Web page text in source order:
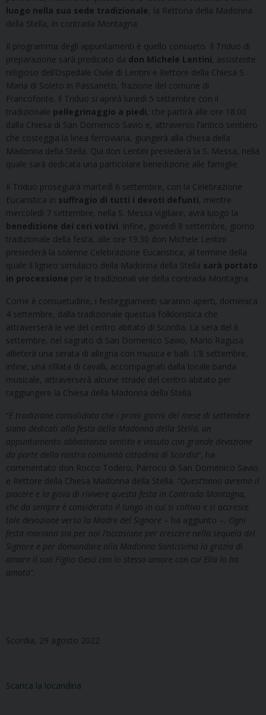
luogo nella sua sede tradizionale, la Rettoria della Madonna
della Stella, in contrada Montagna.
Il programma degli appuntamenti è quello consueto. Il Triduo di
preparazione sarà predicato da don Michele Lentini, assistente
religioso dell’Ospedale Civile di Lentini e Rettore della Chiesa S.
Maria di Soleto in Passaneto, frazione del comune di
Francofonte. Il Triduo si aprirà lunedì 5 settembre con il
tradizionale pellegrinaggio a piedi, che partirà alle ore 18.00
dalla Chiesa di San Domenico Savio e, attraverso l’antico sentiero
che costeggia la linea ferroviaria, giungerà alla chiesa della
Madonna della Stella. Qui don Lentini presiederà la S. Messa, nella
quale sarà dedicata una particolare benedizione alle famiglie.
Il Triduo proseguirà martedì 6 settembre, con la Celebrazione
Eucaristica in suffragio di tutti i devoti defunti, mentre
mercoledì 7 settembre, nella S. Messa vigiliare, avrà luogo la
benedizione dei ceri votivi . Infine, giovedì 8 settembre, giorno
tradizionale della festa, alle ore 19.30 don Michele Lentini
presiederà la solenne Celebrazione Eucaristica, al termine della
quale il ligneo simulacro della Madonna della Stella sarà portato
in processione per le tradizionali vie della contrada Montagna.
Come è consuetudine, i festeggiamenti saranno aperti, domenica
4 settembre, dalla tradizionale questua folkloristica che
attraverserà le vie del centro abitato di Scordia. La sera del 6
settembre, nel sagrato di San Domenico Savio, Mario Ragusa
allieterà una serata di allegria con musica e balli. L’8 settembre,
infine, una sfilata di cavalli, accompagnati dalla locale banda
musicale, attraverserà alcune strade del centro abitato per
raggiungere la Chiesa della Madonna della Stella.
“È tradizione consolidata che i primi giorni del mese di settembre
siano dedicati alla festa della Madonna della Stella, un
appuntamento abbastanza sentito e vissuto con grande devozione
da parte della nostra comunità cittadina di Scordia” ha
commentato don Rocco Todero, Parroco di San Domenico Savio
e Rettore della Chiesa Madonna della Stella “Quest’anno avremo il
piacere e la gioia di rivivere questa festa in Contrada Montagna,
che da sempre è considerato il luogo in cui si coltiva e si accresce
tale devozione verso la Madre del Signore – ha aggiunto – . Ogni
festa mariana sia per noi l’occasione per crescere nella sequela del
Signore e per domandare alla Madonna Santissima la grazia di
amare il suo Figlio Gesù con lo stesso amore con cui Ella lo ha
amato”
Scordia, 29 agosto 2022
Scarica la locandina